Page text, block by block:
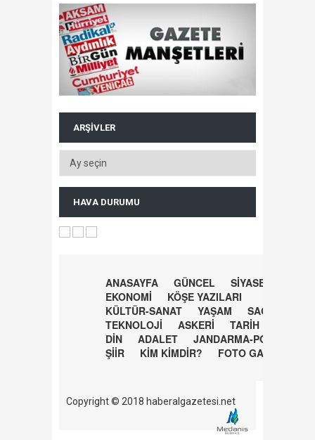
ARŞIVLER
HAVA DURUMU
ANASAYFA GÜNCEL
SİYASET
EKONOMİ
KÖŞE YAZILARI
KÜLTÜR-SANAT
YAŞAM
SAĞLIK
TEKNOLOJİ
ASKERİ
TARİH
DİN
ADALET
JANDARMA-POLİS
ŞİİR
KİM KİMDİR? FOTO GALERİ
Copyright © 2018 haberalgazetesi.net